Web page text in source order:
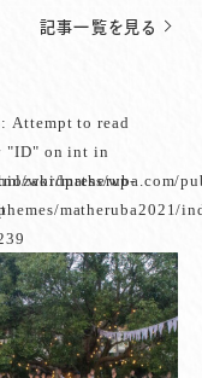
記事一覧を見る
wordpress/wp-
: Attempt to read
"ID" on int in
matheruba.com/
matheruba2021/